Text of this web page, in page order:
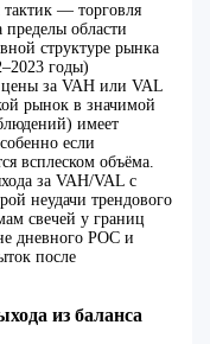
— торговля
пределы области
структуре рынка
годы)
цены за VAH или VAL
рынок в значимой
имеет
если
всплеском объёма.
за VAH/VAL с
неудачи трендового
свечей у границ
дневного POC и
после
из баланса